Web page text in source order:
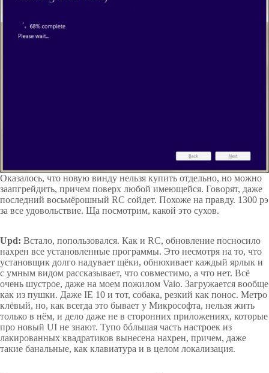
Оказалось, что новую винду нельзя купить отдельно, но можно
заапгрейдить, причем поверх любой имеющейся. Говорят, даже
последний восьмёрошный RC сойдет. Похоже на правду. 1300 рэ
за все удовольствие. Ща посмотрим, какой это сухов.
Upd: Встало, попользовался. Как и RC, обновление посносило
нахрен все установленные программы. Это несмотря на то, что
установщик долго надувает щёки, обнюхивает каждый ярлык и
с умным видом рассказывает, что совместимо, а что нет. Всё
очень шустрое, даже на моем пожилом Vaio. Загружается вообще
как из пушки. Даже IE 10 и тот, собака, резкий как понос. Метро
клёвый, но, как всегда это бывает у Микрософта, нельзя жить
только в нём, и дело даже не в сторонних приложениях, которые
про новый UI не знают. Тупо бóльшая часть настроек из
лакированных квадратиков вынесена нахрен, причем, даже
такие банальные, как клавиатура и в целом локализация.